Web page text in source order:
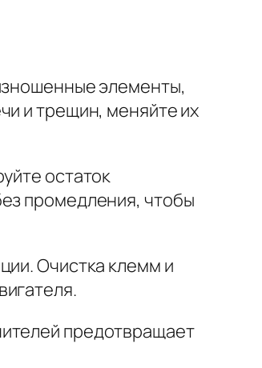
элементы,
и трещин, меняйте их
остаток
промедления, чтобы
Очистка клемм и
предотвращает